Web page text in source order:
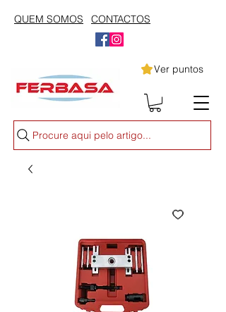
QUEM SOMOS CONTACTOS
Ver puntos
Procure aqui pelo artigo...